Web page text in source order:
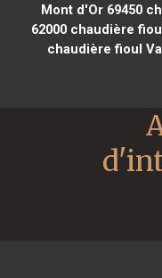
Mont d'Or 69450
62000 chaudière
chaudière fioul